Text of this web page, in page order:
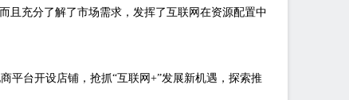
充分了解了市场需求，发挥了互联网在资源配置中
台开设店铺，抢抓“互联网+”发展新机遇，探索推